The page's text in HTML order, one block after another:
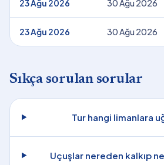
23 Ağu 2026 30 Ağu 2026
23 Ağu 2026 30 Ağu 2026
Sıkça sorulan sorular
Tur hangi limanlara
Uçuşlar nereden kalkıp